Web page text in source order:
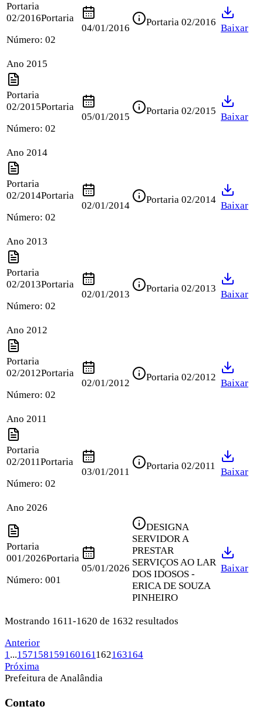
Portaria
02/2016Portaria
Número: 02
04/01/2016
Portaria 02/2016
Baixar
Ano 2015
Portaria
02/2015Portaria
Número: 02
05/01/2015
Portaria 02/2015
Baixar
Ano 2014
Portaria
02/2014Portaria
Número: 02
02/01/2014
Portaria 02/2014
Baixar
Ano 2013
Portaria
02/2013Portaria
Número: 02
02/01/2013
Portaria 02/2013
Baixar
Ano 2012
Portaria
02/2012Portaria
Número: 02
02/01/2012
Portaria 02/2012
Baixar
Ano 2011
Portaria
02/2011Portaria
Número: 02
03/01/2011
Portaria 02/2011
Baixar
Ano 2026
Portaria
001/2026Portaria
Número: 001
05/01/2026
DESIGNA
SERVIDOR A
PRESTAR
SERVIÇOS AO LAR
DOS IDOSOS -
ERICA DE SOUZA
PINHEIRO
Baixar
Mostrando 1611-1620 de 1632 resultados
Anterior
1...157158159160161162163164
Próxima
Prefeitura de Analândia
Contato